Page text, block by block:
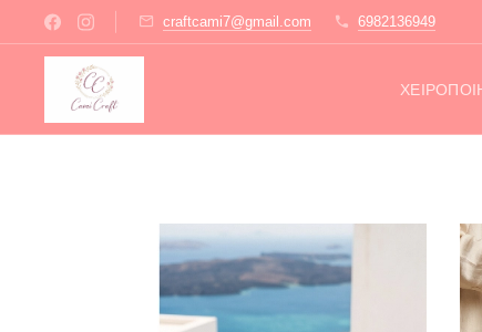
craftcami7@gmail.com 6982136949